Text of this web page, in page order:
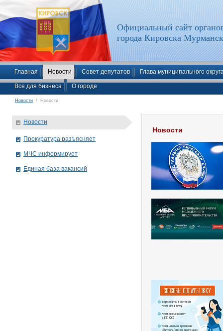
Официальный сайт
города Кировска
Главная Новости Совет депутатов Глава муниципального
Все для бизнеса О городе
Новости / Новости
Новости
Новости
Прокуратура разъясняет
МЧС информирует
Единая база вакансий